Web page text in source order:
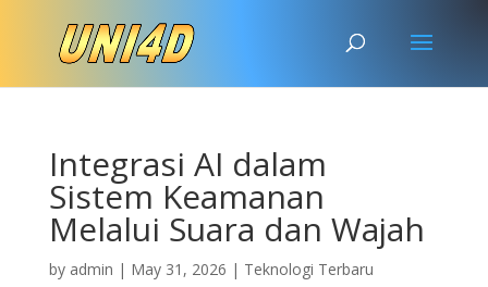
Integrasi AI dalam
Sistem Keamanan
Melalui Suara dan Wajah
by admin | May 31, 2026 | Teknologi Terbaru